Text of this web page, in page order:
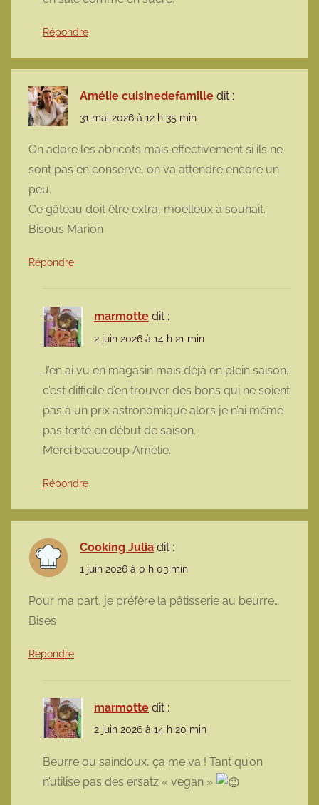
Répondre
Amélie cuisinedefamille dit :
31 mai 2026 à 12 h 35 min
On adore les abricots mais effectivement si ils ne
sont pas en conserve, on va attendre encore un
peu.
Ce gâteau doit être extra, moelleux à souhait.
Bisous Marion
Répondre
marmotte dit :
2 juin 2026 à 14 h 21 min
J’en ai vu en magasin mais déjà en plein saison,
c’est difficile d’en trouver des bons qui ne soient
pas à un prix astronomique alors je n’ai même
pas tenté en début de saison.
Merci beaucoup Amélie.
Répondre
Cooking Julia dit :
1 juin 2026 à 0 h 03 min
Pour ma part, je préfère la pâtisserie au beurre…
Bises
Répondre
marmotte dit :
2 juin 2026 à 14 h 20 min
Beurre ou saindoux, ça me va ! Tant qu’on
n’utilise pas des ersatz « vegan »